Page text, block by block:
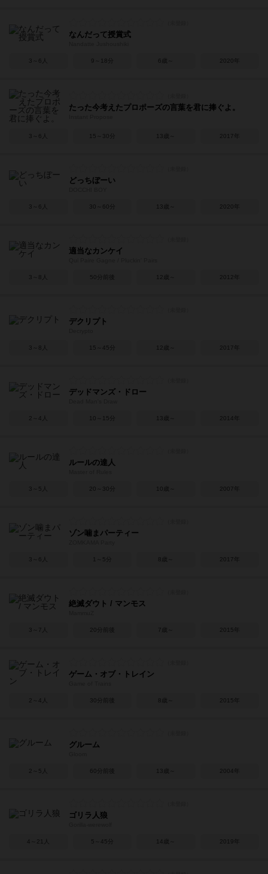
なんだって授賞式
3～6人 9～18分 6歳～ 2020年
たった今考えたプロポーズの言葉を君に捧ぐよ。
3～6人 15～30分 13歳～ 2017年
どっちぼーい
3～6人 30～60分 13歳～ 2020年
適当なカンケイ
3～8人 50分前後 12歳～ 2012年
デクリプト
3～8人 15～45分 12歳～ 2017年
デッドマンズ・ドロー
2～4人 10～15分 13歳～ 2014年
ルールの達人
3～5人 20～30分 10歳～ 2007年
ゾン噛まパーティー
3～6人 1～5分 8歳～ 2017年
絶滅ダウト / マンモス
3～7人 20分前後 7歳～ 2015年
ゲーム・オブ・トレイン
2～4人 30分前後 8歳～ 2015年
グルーム
2～5人 60分前後 13歳～ 2004年
ゴリラ人狼
4～21人 5～45分 14歳～ 2019年